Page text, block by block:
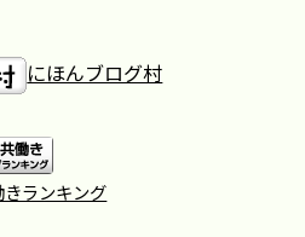
にほんブログ村
ランキング